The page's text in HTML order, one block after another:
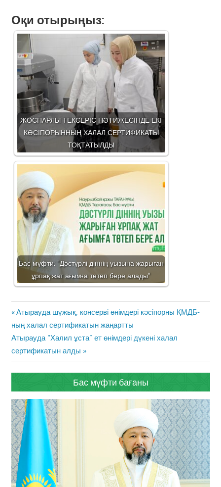
Оқи отырыңыз:
ЖОСПАРЛЫ ТЕКСЕРІС НӘТИЖЕСІНДЕ ЕКІ
КӘСІПОРЫННЫҢ ХАЛАЛ СЕРТИФИКАТЫ
ТОҚТАТЫЛДЫ
Бас мүфти: "Дәстүрлі діннің уызына жарыған
ұрпақ жат ағымға төтеп бере алады"
Жазба
навигациясы
Previous
Post:
Атырауда шұжық, консерві өнімдері кәсіпорны ҚМДБ-
ның халал сертификатын жаңартты
Next
Post:
Атырауда “Халил ұста” ет өнімдері дүкені халал
сертификатын алды
Бас мүфти бағаны